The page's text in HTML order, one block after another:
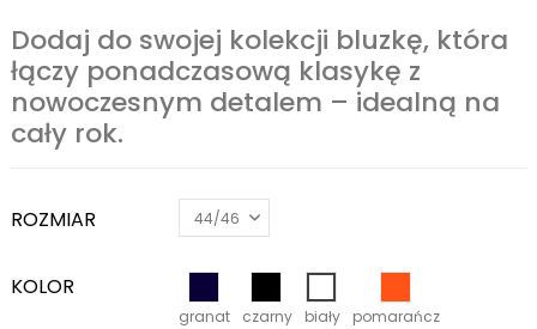
Dodaj do swojej kolekcji bluzkę, która
łączy ponadczasową klasykę z
nowoczesnym detalem – idealną na
cały rok.
ROZMIAR
KOLOR
granat
czarny
biały
pomarańcz